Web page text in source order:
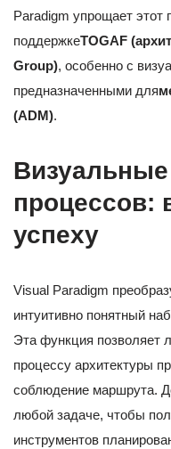
Paradigm упрощает этот
поддержкеTOGAF
Group), особенно с
предназначенными для
(ADM).
процессов:
успеху
Visual Paradigm
интуитивно понятный
Эта функция позволяет
процессу архитектуры
соблюдение маршрута.
любой задаче, чтобы
инструментов